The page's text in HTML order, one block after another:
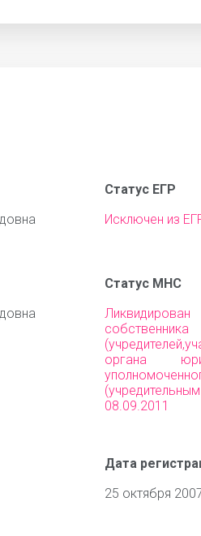
Статус ЕГР
Исключен из
Статус МНС
органа
08.09.2011
Дата
25 октября